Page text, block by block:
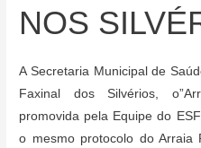
NOS
A Secretaria Municipal de
Faxinal dos Silvérios,
promovida pela Equipe do
o mesmo protocolo do Arraia